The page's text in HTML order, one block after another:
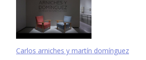
Carlos arniches y martín domínguez